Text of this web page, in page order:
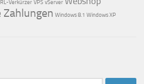
Verkürzer VPS vServer
Windows 8.1 Windows XP